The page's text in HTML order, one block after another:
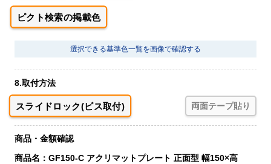
ピクト検索の掲載色
選択できる基準色一覧を画像で確認する
8.取付方法
スライドロック(ビス取付) 両面テープ貼り
商品・金額確認
商品名：GF150-C アクリマットプレート 正面型 幅150×高